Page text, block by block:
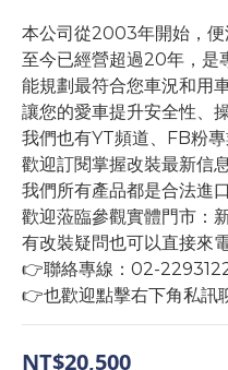
本公司從2003年開始，便
至今已經營超過20年，是
能規劃最符合您車況和用
讓您的愛車提升安全性、
我們也有YT頻道、FB粉專
歡迎訂閱掌握改裝最新信息
我們所有產品都是合法進
歡迎蒞臨參觀實體門市：
有改裝疑問也可以直接來
👉聯絡專線：02-
👉也歡迎點擊右下角私訊
NT$20,500